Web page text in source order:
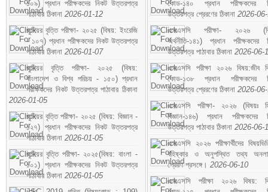
১০৯) প্রধান পরীক্ষকদের নিকট উত্তরপত্র
পাঠাবার ঠিকানা 2026-01-12
জুনিয়র বৃত্তি পরীক্ষা- ২০২৫ (বিষয়: ইংরেজি
- ১০৭) প্রধান পরীক্ষকদের নিকট উত্তরপত্র
পাঠাবার ঠিকানা 2026-01-07
জুনিয়র বৃত্তি পরীক্ষা- ২০২৫ (বিষয়:
বাংলাদেশ ও বিশ্ব পরিচয় - ১৫০) প্রধান
পরীক্ষকদের নিকট উত্তরপত্র পাঠাবার ঠিকানা
2026-01-05
জুনিয়র বৃত্তি পরীক্ষা- ২০২৫ (বিষয়: বিজ্ঞান -
১২৭) প্রধান পরীক্ষকদের নিকট উত্তরপত্র
পাঠাবার ঠিকানা 2026-01-05
জুনিয়র বৃত্তি পরীক্ষা- ২০২৫(বিষয়: বাংলা -
১০১) প্রধান পরীক্ষকদের নিকট উত্তরপত্র
পাঠাবার ঠিকানা 2026-01-05
কোড-১৪০ প্রধান পরীক্ষকদের
উত্তরপত্র প্রেরণের ঠিকানা 2026-
এসএসসি পরীক্ষা- ২০২৬
অর্থনীতি-১৪১) প্রধান পরীক্ষকদের
উত্তরপত্র পাঠাবার ঠিকানা 2026-06-
এসএসসি পরীক্ষা ২০২৬ বিষয়:জীব
কোড-১৩৮ প্রধান পরীক্ষকদের
উত্তরপত্র প্রেরণের ঠিকানা 2026-
এসএসসি পরীক্ষা- ২০২৬ (বিষয়ঃ
বিজ্ঞান-১৪৬) প্রধান পরীক্ষকদের
উত্তরপত্র পাঠাবার ঠিকানা 2026-06-
এসএসসি ২০২৬ পরীক্ষার্থীদের
বহিষ্কার ও অনুপস্থিত তথ্য
প্রেরণ প্রসঙ্গে। 2026-06-10
এসএসসি পরীক্ষা ২০২৬ বিষয়: